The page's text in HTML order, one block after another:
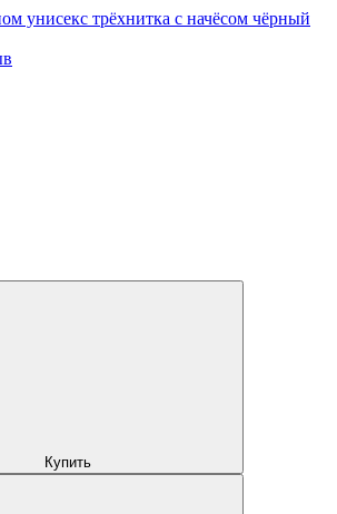
унисекс трёхнитка с начёсом чёрный
Купить